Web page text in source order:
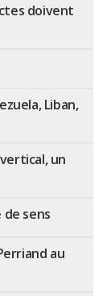
doivent
Liban,
un
sens
au